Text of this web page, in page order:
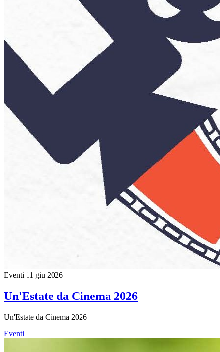
Eventi 11 giu 2026
Un'Estate da Cinema 2026
Un'Estate da Cinema 2026
Eventi